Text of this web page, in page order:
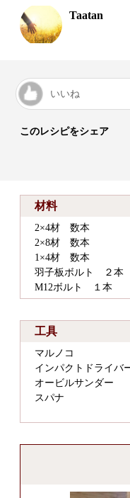
Taatan
いいね
このレシピをシェア
材料
2×4材 数本
2×8材 数本
1×4材 数本
羽子板ボルト ２本
M12ボルト １本
工具
マルノコ
インパクトドライバ
オービルサンダー
スパナ